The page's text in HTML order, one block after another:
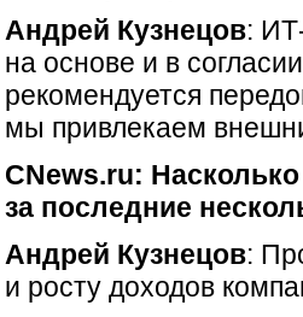
Андрей Кузнецов:
на основе и в
рекомендуется
мы привлекаем
CNews.ru:
за последние
Андрей Кузнецов:
и росту доходов